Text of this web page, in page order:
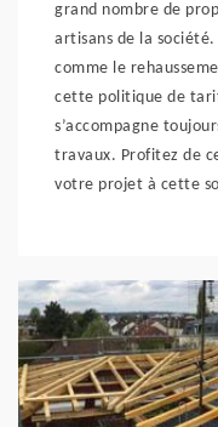
grand nombre de
artisans de la
comme le
cette politique de
s’accompagne
travaux. Profitez de
votre projet à cette